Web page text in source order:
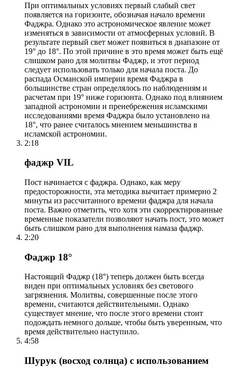
При оптимальных условиях первый слабый свет
появляется на горизонте, обозначая начало времени
Фаджра. Однако это астрономическое явление может
изменяться в зависимости от атмосферных условий. В
результате первый свет может появиться в диапазоне от
19° до 18°. По этой причине в это время может быть ещё
слишком рано для молитвы Фаджр, и этот период
следует использовать только для начала поста. До
распада Османской империи время Фаджра в
большинстве стран определялось по наблюдениям и
расчетам при 19° ниже горизонта. Однако под влиянием
западной астрономии и пренебрежения исламскими
исследованиями время Фаджра было установлено на
18°, что ранее считалось мнением меньшинства в
исламской астрономии.
2:18
фаджр VIL
Пост начинается с фаджра. Однако, как меру
предосторожности, эта методика вычитает примерно 2
минуты из рассчитанного времени фаджра для начала
поста. Важно отметить, что хотя эти скорректированные
временные показатели позволяют начать пост, это может
быть слишком рано для выполнения намаза фаджр.
2:20
Фаджр 18°
Настоящий Фаджр (18°) теперь должен быть всегда
виден при оптимальных условиях без светового
загрязнения. Молитвы, совершенные после этого
времени, считаются действительными. Однако
существует мнение, что после этого времени стоит
подождать немного дольше, чтобы быть уверенным, что
время действительно наступило.
4:58
Шурук (восход солнца) с использованием